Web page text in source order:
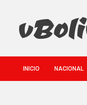
contenido
VBolivia
INICIO NACIONAL